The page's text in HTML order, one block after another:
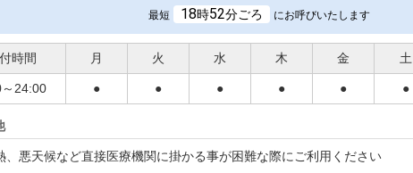
最短 18時52分ごろ にお呼びいたします
時間 月 火 水 木 金 土
24:00 ● ● ● ● ● ●
、悪天候など直接医療機関に掛かる事が困難な際にご利用ください